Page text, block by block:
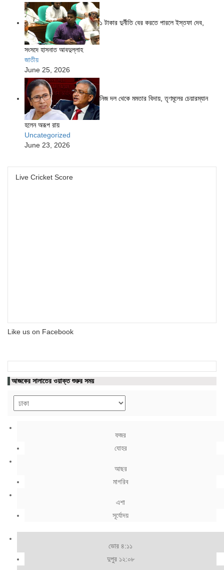
১ টাকার দুর্নীতি বের করতে পারলে ইস্তফা দেব,
সংসদে হাসনাত আবদুল্লাহ
জাতীয়
June 25, 2026
নিজ দল থেকে মমতার বিদায়, তৃণমূলের চেয়ারম্যান
হলেন অরূপ রায়
Uncategorized
June 23, 2026
Live Cricket Score
Like us on Facebook
আজকের সালাতের ওয়াক্ত শুরুর সময়
ফজর
যোহর
আছর
মাগরিব
এশা
সূর্যোদয়
ভোর ৪:১১
দুপুর ১২:০৮